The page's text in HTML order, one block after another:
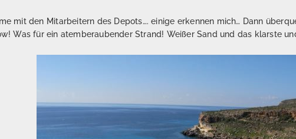
mit den Mitarbeitern des Depots…. einige erkennen mich… Dann
Was für ein atemberaubender Strand! Weißer Sand und das klarste